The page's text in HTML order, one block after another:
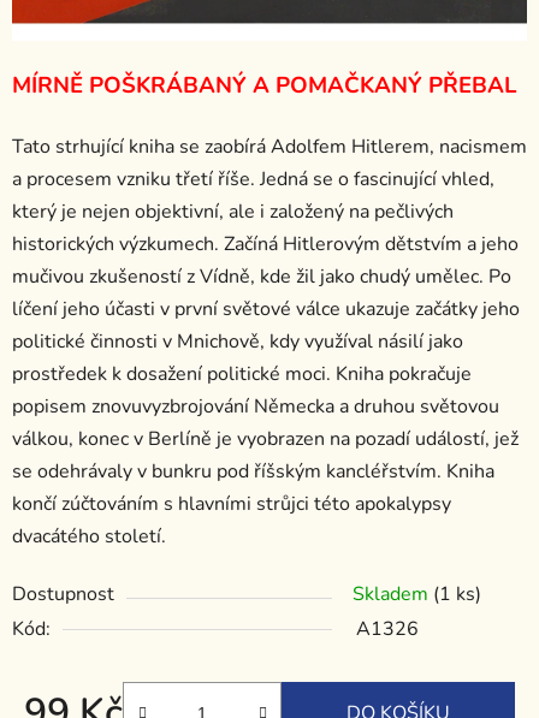
MÍRNĚ POŠKRÁBANÝ A POMAČKANÝ PŘEBAL
Tato strhující kniha se zaobírá Adolfem Hitlerem, nacismem
a procesem vzniku třetí říše. Jedná se o fascinující vhled,
který je nejen objektivní, ale i založený na pečlivých
historických výzkumech. Začíná Hitlerovým dětstvím a jeho
mučivou zkušeností z Vídně, kde žil jako chudý umělec. Po
líčení jeho účasti v první světové válce ukazuje začátky jeho
politické činnosti v Mnichově, kdy využíval násilí jako
prostředek k dosažení politické moci. Kniha pokračuje
popisem znovuvyzbrojování Německa a druhou světovou
válkou, konec v Berlíně je vyobrazen na pozadí událostí, jež
se odehrávaly v bunkru pod říšským kancléřstvím. Kniha
končí zúčtováním s hlavními strůjci této apokalypsy
dvacátého století.
Dostupnost Skladem (1 ks)
Kód:
A1326